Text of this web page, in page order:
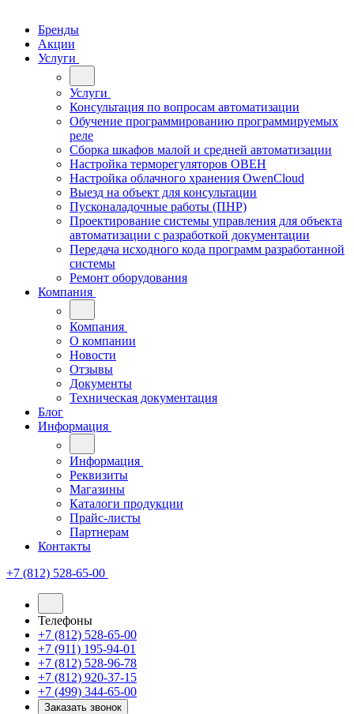
Бренды
Акции
Услуги
Услуги
Консультация по вопросам автоматизации
Обучение программированию программируемых
реле
Сборка шкафов малой и средней автоматизации
Настройка терморегуляторов ОВЕН
Настройка облачного хранения OwenCloud
Выезд на объект для консультации
Пусконаладочные работы (ПНР)
Проектирование системы управления для объекта
автоматизации с разработкой документации
Передача исходного кода программ разработанной
системы
Ремонт оборудования
Компания
Компания
О компании
Новости
Отзывы
Документы
Техническая документация
Блог
Информация
Информация
Реквизиты
Магазины
Каталоги продукции
Прайс-листы
Партнерам
Контакты
+7 (812) 528-65-00
Телефоны
+7 (812) 528-65-00
+7 (911) 195-94-01
+7 (812) 528-96-78
+7 (812) 920-37-15
+7 (499) 344-65-00
Заказать звонок